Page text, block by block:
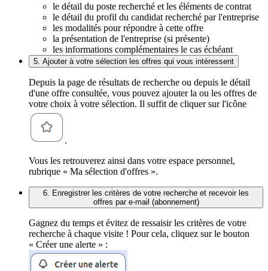
le détail du poste recherché et les éléments de contrat
le détail du profil du candidat recherché par l'entreprise
les modalités pour répondre à cette offre
la présentation de l'entreprise (si présente)
les informations complémentaires le cas échéant
5. Ajouter à votre sélection les offres qui vous intéressent
Depuis la page de résultats de recherche ou depuis le détail
d'une offre consultée, vous pouvez ajouter la ou les offres de
votre choix à votre sélection. Il suffit de cliquer sur l'icône
.
Vous les retrouverez ainsi dans votre espace personnel,
rubrique « Ma sélection d'offres ».
6. Enregistrer les critères de votre recherche et recevoir les
offres par e-mail (abonnement)
Gagnez du temps et évitez de ressaisir les critères de votre
recherche à chaque visite ! Pour cela, cliquez sur le bouton
« Créer une alerte » :